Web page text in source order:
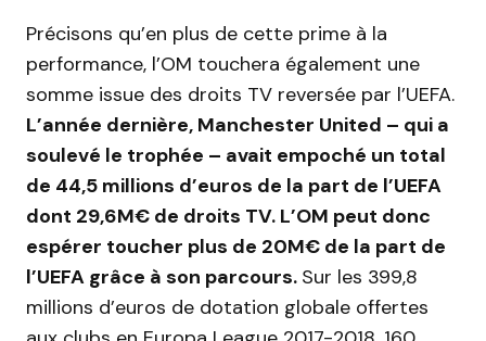
Précisons qu’en plus de cette prime à la
performance, l’OM touchera également une
somme issue des droits TV reversée par l’UEFA.
L’année dernière, Manchester United – qui a
soulevé le trophée – avait empoché un total
de 44,5 millions d’euros de la part de l’UEFA
dont 29,6M€ de droits TV. L’OM peut donc
espérer toucher plus de 20M€ de la part de
l’UEFA grâce à son parcours. Sur les 399,8
millions d’euros de dotation globale offertes